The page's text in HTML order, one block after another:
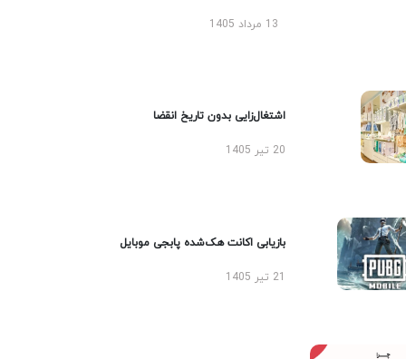
13 مرداد 1405
اشتغال‌زایی بدون تاریخ انقضا
20 تیر 1405
بازیابی اکانت هک‌شده پابجی موبایل